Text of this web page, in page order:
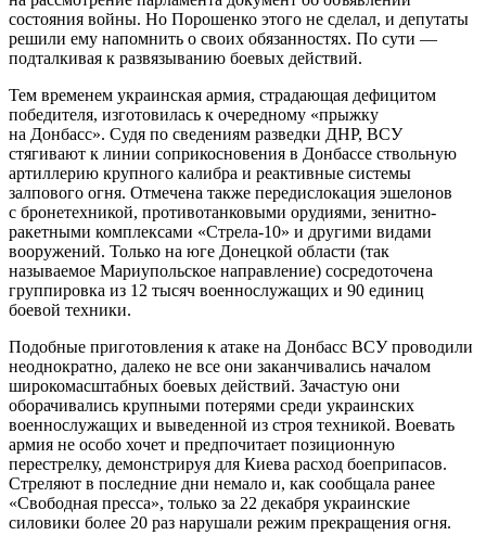
состояния войны. Но Порошенко этого не сделал, и депутаты
решили ему напомнить о своих обязанностях. По сути —
подталкивая к развязыванию боевых действий.
Тем временем украинская армия, страдающая дефицитом
победителя, изготовилась к очередному «прыжку
на Донбасс». Судя по сведениям разведки ДНР, ВСУ
стягивают к линии соприкосновения в Донбассе ствольную
артиллерию крупного калибра и реактивные системы
залпового огня. Отмечена также передислокация эшелонов
с бронетехникой, противотанковыми орудиями, зенитно-
ракетными комплексами «Стрела-10» и другими видами
вооружений. Только на юге Донецкой области (так
называемое Мариупольское направление) сосредоточена
группировка из 12 тысяч военнослужащих и 90 единиц
боевой техники.
Подобные приготовления к атаке на Донбасс ВСУ проводили
неоднократно, далеко не все они заканчивались началом
широкомасштабных боевых действий. Зачастую они
оборачивались крупными потерями среди украинских
военнослужащих и выведенной из строя техникой. Воевать
армия не особо хочет и предпочитает позиционную
перестрелку, демонстрируя для Киева расход боеприпасов.
Стреляют в последние дни немало и, как сообщала ранее
«Свободная пресса», только за 22 декабря украинские
силовики более 20 раз нарушали режим прекращения огня.